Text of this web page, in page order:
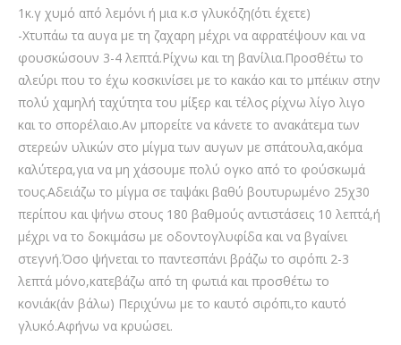
1κ.γ χυμό από λεμόνι ή μια κ.σ γλυκόζη(ότι έχετε)
-Χτυπάω τα αυγα με τη ζαχαρη μέχρι να αφρατέψουν και να
φουσκώσουν 3-4 λεπτά.Ρίχνω και τη βανίλια.Προσθέτω το
αλεύρι που το έχω κοσκινίσει με το κακάο και το μπέικιν στην
πολύ χαμηλή ταχύτητα του μίξερ και τέλος ρίχνω λίγο λιγο
και το σπορέλαιο.Αν μπορείτε να κάνετε το ανακάτεμα των
στερεών υλικών στο μίγμα των αυγων με σπάτουλα,ακόμα
καλύτερα,για να μη χάσουμε πολύ ογκο από το φούσκωμά
τους.Αδειάζω το μίγμα σε ταψάκι βαθύ βουτυρωμένο 25χ30
περίπου και ψήνω στους 180 βαθμούς αντιστάσεις 10 λεπτά,ή
μέχρι να το δοκιμάσω με οδοντογλυφίδα και να βγαίνει
στεγνή.Όσο ψήνεται το παντεσπάνι βράζω το σιρόπι 2-3
λεπτά μόνο,κατεβάζω από τη φωτιά και προσθέτω το
κονιάκ(άν βάλω) Περιχύνω με το καυτό σιρόπι,το καυτό
γλυκό.Αφήνω να κρυώσει.